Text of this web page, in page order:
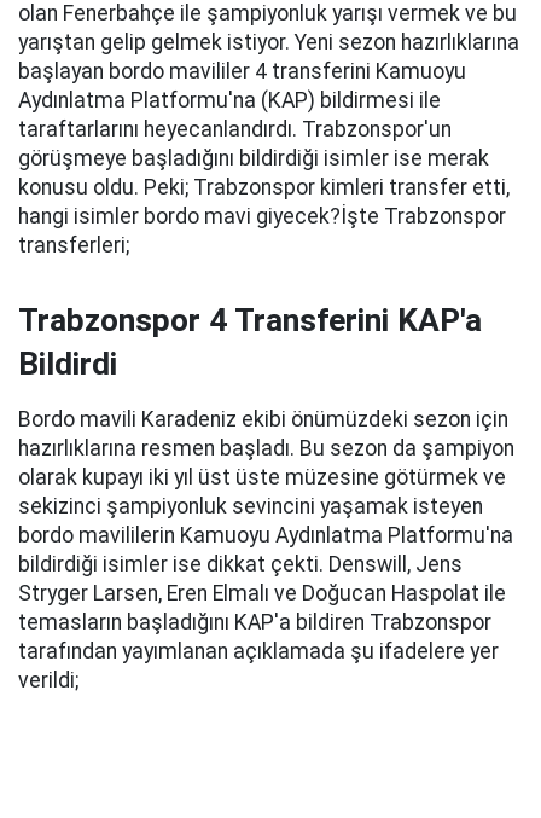
olan Fenerbahçe ile şampiyonluk yarışı vermek ve bu
yarıştan gelip gelmek istiyor. Yeni sezon hazırlıklarına
başlayan bordo mavililer 4 transferini Kamuoyu
Aydınlatma Platformu'na (KAP) bildirmesi ile
taraftarlarını heyecanlandırdı. Trabzonspor'un
görüşmeye başladığını bildirdiği isimler ise merak
konusu oldu. Peki; Trabzonspor kimleri transfer etti,
hangi isimler bordo mavi giyecek?İşte Trabzonspor
transferleri;
Trabzonspor 4 Transferini KAP'a
Bildirdi
Bordo mavili Karadeniz ekibi önümüzdeki sezon için
hazırlıklarına resmen başladı. Bu sezon da şampiyon
olarak kupayı iki yıl üst üste müzesine götürmek ve
sekizinci şampiyonluk sevincini yaşamak isteyen
bordo mavililerin Kamuoyu Aydınlatma Platformu'na
bildirdiği isimler ise dikkat çekti. Denswill, Jens
Stryger Larsen, Eren Elmalı ve Doğucan Haspolat ile
temasların başladığını KAP'a bildiren Trabzonspor
tarafından yayımlanan açıklamada şu ifadelere yer
verildi;